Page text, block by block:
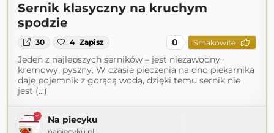
Sernik klasyczny na kruchym
spodzie
30 4 Zapisz 0 Smakowite
Jeden z najlepszych serników – jest niezawodny,
kremowy, pyszny. W czasie pieczenia na dno piekarnika
daję pojemnik z gorącą wodą, dzięki temu sernik nie
jest (...)
Na piecyku